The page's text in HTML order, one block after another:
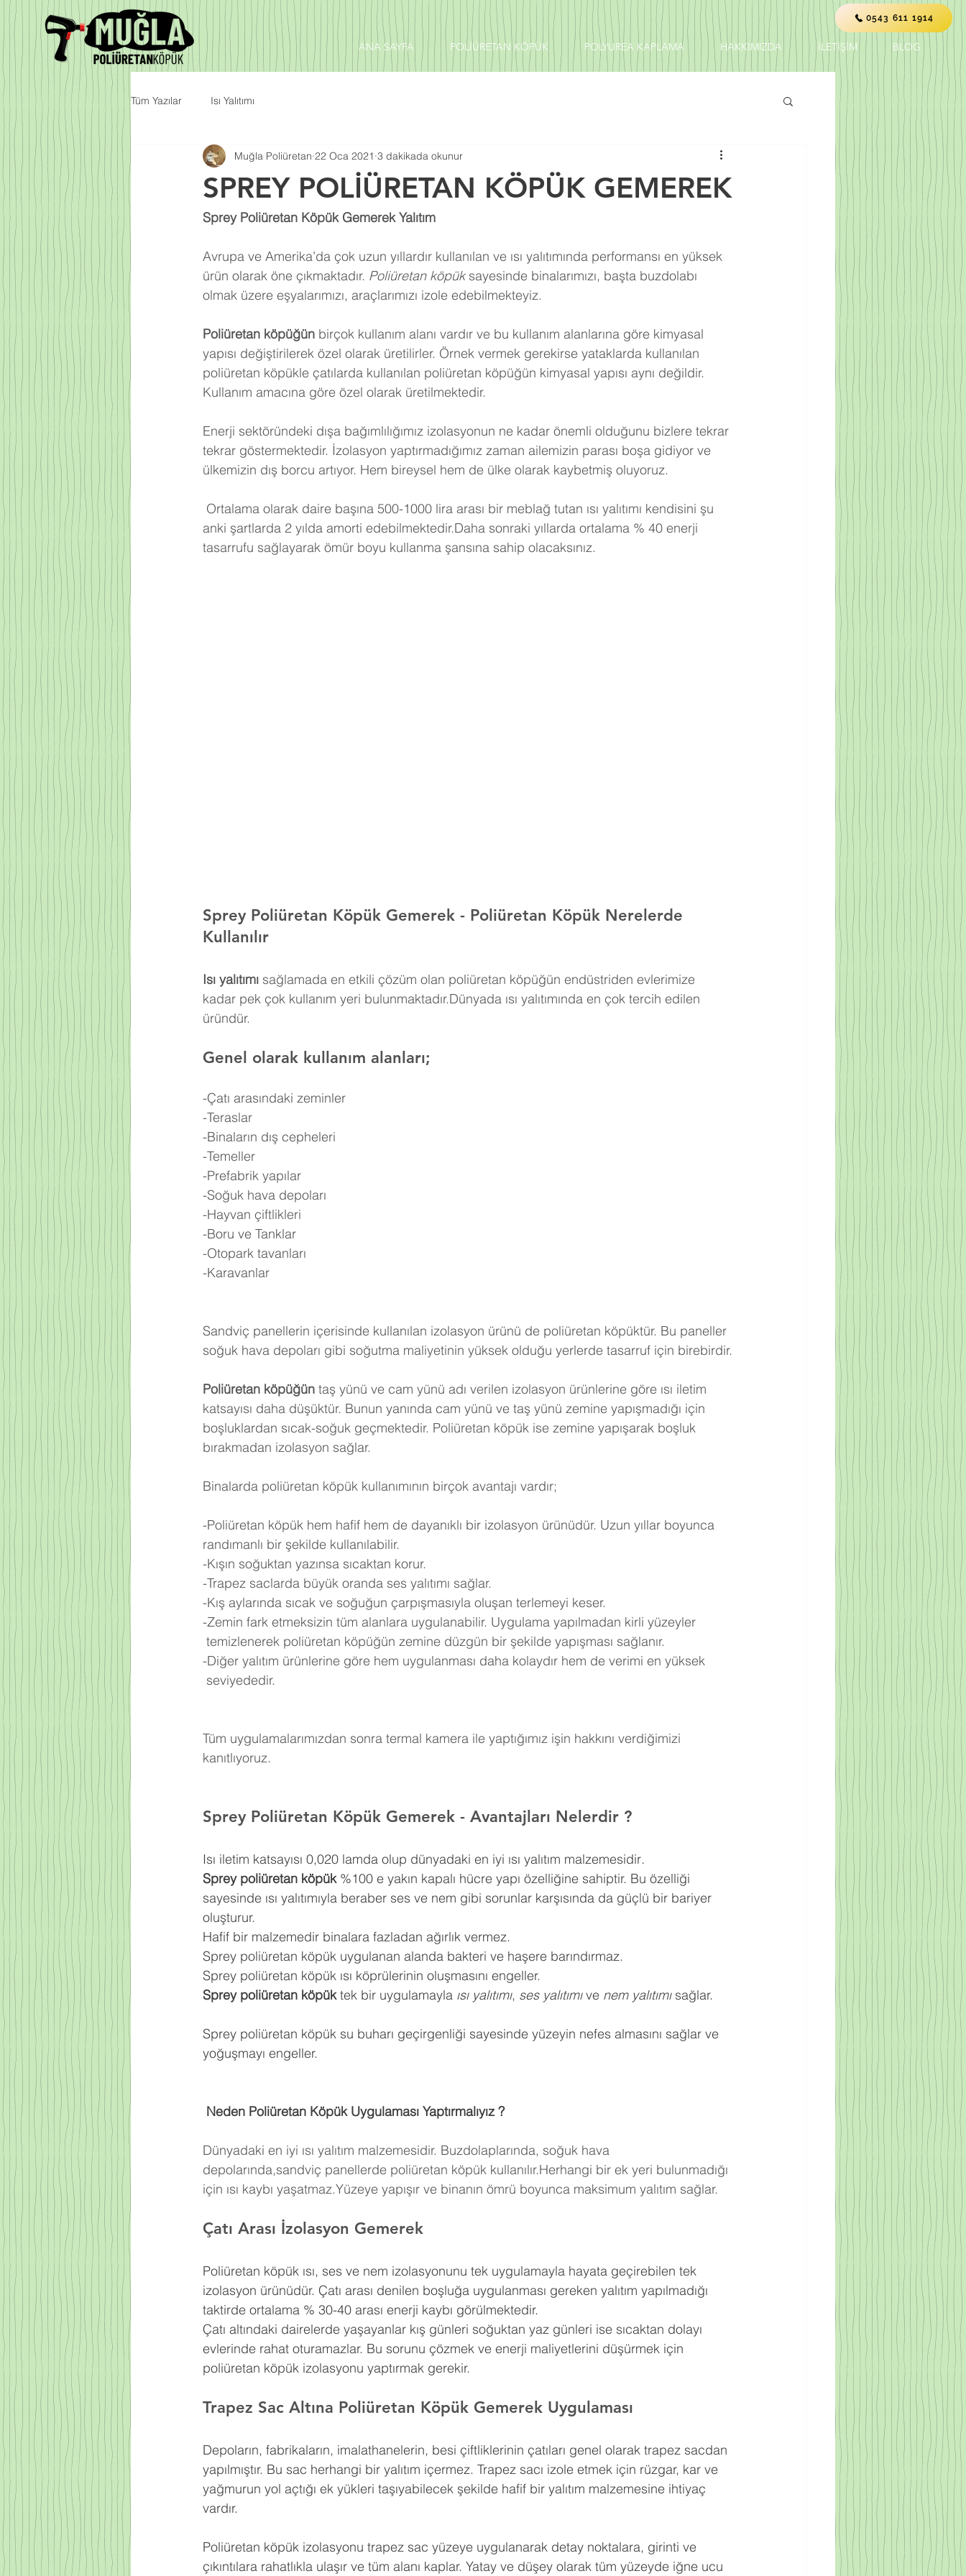
ANA SAYFA POLİÜRETAN KÖPÜK POLYUREA KAPLAMA HAKKIMIZDA İLETİŞİM BLOG
0543 611 1914
Tüm Yazılar Isı Yalıtımı
SPREY POLİÜRETAN KÖPÜK GEMEREK
Muğla Poliüretan 22 Oca 2021 3 dakikada okunur
Sprey Poliüretan Köpük Gemerek Yalıtım
Avrupa ve Amerika’da çok uzun yıllardır kullanılan ve ısı yalıtımında performansı en yüksek
ürün olarak öne çıkmaktadır. Poliüretan köpük sayesinde binalarımızı, başta buzdolabı
olmak üzere eşyalarımızı, araçlarımızı izole edebilmekteyiz.
Poliüretan köpüğün birçok kullanım alanı vardır ve bu kullanım alanlarına göre kimyasal
yapısı değiştirilerek özel olarak üretilirler. Örnek vermek gerekirse yataklarda kullanılan
poliüretan köpükle çatılarda kullanılan poliüretan köpüğün kimyasal yapısı aynı değildir.
Kullanım amacına göre özel olarak üretilmektedir.
Enerji sektöründeki dışa bağımlılığımız izolasyonun ne kadar önemli olduğunu bizlere tekrar
tekrar göstermektedir. İzolasyon yaptırmadığımız zaman ailemizin parası boşa gidiyor ve
ülkemizin dış borcu artıyor. Hem bireysel hem de ülke olarak kaybetmiş oluyoruz.
Ortalama olarak daire başına 500-1000 lira arası bir meblağ tutan ısı yalıtımı kendisini şu
anki şartlarda 2 yılda amorti edebilmektedir.Daha sonraki yıllarda ortalama % 40 enerji
tasarrufu sağlayarak ömür boyu kullanma şansına sahip olacaksınız.
Sprey Poliüretan Köpük Gemerek - Poliüretan Köpük Nerelerde
Kullanılır
Isı yalıtımı sağlamada en etkili çözüm olan poliüretan köpüğün endüstriden evlerimize
kadar pek çok kullanım yeri bulunmaktadır.Dünyada ısı yalıtımında en çok tercih edilen
üründür.
Genel olarak kullanım alanları;
-Çatı arasındaki zeminler
-Teraslar
-Binaların dış cepheleri
-Temeller
-Prefabrik yapılar
-Soğuk hava depoları
-Hayvan çiftlikleri
-Boru ve Tanklar
-Otopark tavanları
-Karavanlar
Sandviç panellerin içerisinde kullanılan izolasyon ürünü de poliüretan köpüktür. Bu paneller
soğuk hava depoları gibi soğutma maliyetinin yüksek olduğu yerlerde tasarruf için birebirdir.
Poliüretan köpüğün taş yünü ve cam yünü adı verilen izolasyon ürünlerine göre ısı iletim
katsayısı daha düşüktür. Bunun yanında cam yünü ve taş yünü zemine yapışmadığı için
boşluklardan sıcak-soğuk geçmektedir. Poliüretan köpük ise zemine yapışarak boşluk
bırakmadan izolasyon sağlar.
Binalarda poliüretan köpük kullanımının birçok avantajı vardır;
-Poliüretan köpük hem hafif hem de dayanıklı bir izolasyon ürünüdür. Uzun yıllar boyunca
randımanlı bir şekilde kullanılabilir.
-Kışın soğuktan yazınsa sıcaktan korur.
-Trapez saclarda büyük oranda ses yalıtımı sağlar.
-Kış aylarında sıcak ve soğuğun çarpışmasıyla oluşan terlemeyi keser.
-Zemin fark etmeksizin tüm alanlara uygulanabilir. Uygulama yapılmadan kirli yüzeyler
temizlenerek poliüretan köpüğün zemine düzgün bir şekilde yapışması sağlanır.
-Diğer yalıtım ürünlerine göre hem uygulanması daha kolaydır hem de verimi en yüksek
seviyededir.
Tüm uygulamalarımızdan sonra termal kamera ile yaptığımız işin hakkını verdiğimizi
kanıtlıyoruz.
Sprey Poliüretan Köpük Gemerek - Avantajları Nelerdir ?
Isı iletim katsayısı 0,020 lamda olup dünyadaki en iyi ısı yalıtım malzemesidir.
Sprey poliüretan köpük %100 e yakın kapalı hücre yapı özelliğine sahiptir. Bu özelliği
sayesinde ısı yalıtımıyla beraber ses ve nem gibi sorunlar karşısında da güçlü bir bariyer
oluşturur.
Hafif bir malzemedir binalara fazladan ağırlık vermez.
Sprey poliüretan köpük uygulanan alanda bakteri ve haşere barındırmaz.
Sprey poliüretan köpük ısı köprülerinin oluşmasını engeller.
Sprey poliüretan köpük tek bir uygulamayla ısı yalıtımı, ses yalıtımı ve nem yalıtımı sağlar.
Sprey poliüretan köpük su buharı geçirgenliği sayesinde yüzeyin nefes almasını sağlar ve
yoğuşmayı engeller.
Neden Poliüretan Köpük Uygulaması Yaptırmalıyız ?
Dünyadaki en iyi ısı yalıtım malzemesidir. Buzdolaplarında, soğuk hava
depolarında,sandviç panellerde poliüretan köpük kullanılır.Herhangi bir ek yeri bulunmadığı
için ısı kaybı yaşatmaz.Yüzeye yapışır ve binanın ömrü boyunca maksimum yalıtım sağlar.
Çatı Arası İzolasyon Gemerek
Poliüretan köpük ısı, ses ve nem izolasyonunu tek uygulamayla hayata geçirebilen tek
izolasyon ürünüdür. Çatı arası denilen boşluğa uygulanması gereken yalıtım yapılmadığı
taktirde ortalama % 30-40 arası enerji kaybı görülmektedir.
Çatı altındaki dairelerde yaşayanlar kış günleri soğuktan yaz günleri ise sıcaktan dolayı
evlerinde rahat oturamazlar. Bu sorunu çözmek ve enerji maliyetlerini düşürmek için
poliüretan köpük izolasyonu yaptırmak gerekir.
Trapez Sac Altına Poliüretan Köpük Gemerek Uygulaması
Depoların, fabrikaların, imalathanelerin, besi çiftliklerinin çatıları genel olarak trapez sacdan
yapılmıştır. Bu sac herhangi bir yalıtım içermez. Trapez sacı izole etmek için rüzgar, kar ve
yağmurun yol açtığı ek yükleri taşıyabilecek şekilde hafif bir yalıtım malzemesine ihtiyaç
vardır.
Poliüretan köpük izolasyonu trapez sac yüzeye uygulanarak detay noktalara, girinti ve
çıkıntılara rahatlıkla ulaşır ve tüm alanı kaplar. Yatay ve düşey olarak tüm yüzeyde iğne ucu